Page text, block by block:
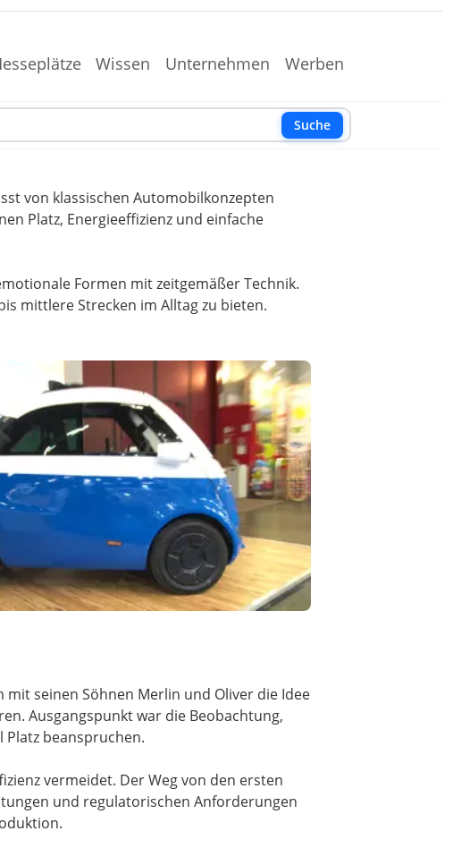
Wissen Unternehmen Werben
Suche
von klassischen Automobilkonzepten
Platz, Energieeffizienz und einfache
Formen mit zeitgemäßer Technik.
mittlere Strecken im Alltag zu bieten.
seinen Söhnen Merlin und Oliver die Idee
Ausgangspunkt war die Beobachtung,
beanspruchen.
vermeidet. Der Weg von den ersten
und regulatorischen Anforderungen